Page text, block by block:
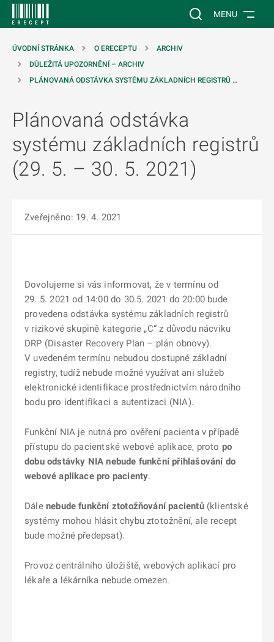
Vyhledávání na
MENU
ÚVODNÍ STRÁNKA O ERECEPTU
ARCHIV
DŮLEŽITÁ UPOZORNĚNÍ – ARCHIV
PLÁNOVANÁ ODSTÁVKA SYSTÉMU ZÁKLADNÍCH REGISTRŮ …
Plánovaná odstávka
systému základních registrů
(29. 5. – 30. 5. 2021)
Zveřejněno: 19. 4. 2021
Dovolujeme si vás informovat, že v termínu od
29. 5. 2021 od 14:00 do 30.5. 2021 do 20:00 bude
provedena odstávka systému základních registrů
v rizikové skupině kategorie „C“ z důvodu nácviku
DRP (Disaster Recovery Plan – plán obnovy).
V uvedeném termínu nebudou dostupné základní
registry, tudíž nebude možné využívat ani služeb
elektronické identifikace prostřednictvím národního
bodu pro identifikaci a autentizaci (NIA).
Funkční NIA je nutná pro ověření pacienta v případě
přístupu do pacientské webové aplikace, proto po
dobu odstávky NIA nebude funkční přihlašování do
webové aplikace pro pacienty.
Dále nebude funkční ztotožňování pacientů (klientské
systémy mohou hlásit chybu ztotožnění, ale recept
bude možné předepsat).
Provoz centrálního úložiště, webových aplikací pro
lékaře a lékárníka nebude omezen.